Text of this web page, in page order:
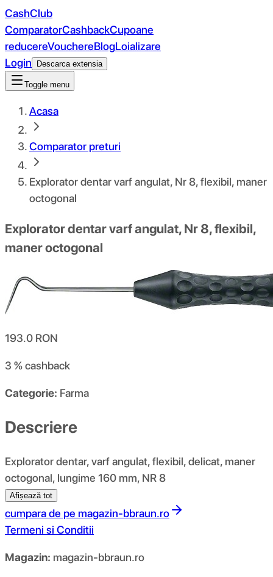
CashClub
ComparatorCashbackCupoane
reducereVouchereBlogLoializare
Login
Descarca extensia
Toggle menu
Acasa
Comparator preturi
Explorator dentar varf angulat, Nr 8, flexibil, maner
octogonal
Explorator dentar varf angulat, Nr 8, flexibil,
maner octogonal
193.0 RON
3 %cashback
Categorie: Farma
Descriere
Explorator dentar, varf angulat, flexibil, delicat, maner
octogonal, lungime 160 mm, NR 8
Afișează tot
cumpara de pe magazin-bbraun.ro
Termeni si Conditii
Magazin: magazin-bbraun.ro